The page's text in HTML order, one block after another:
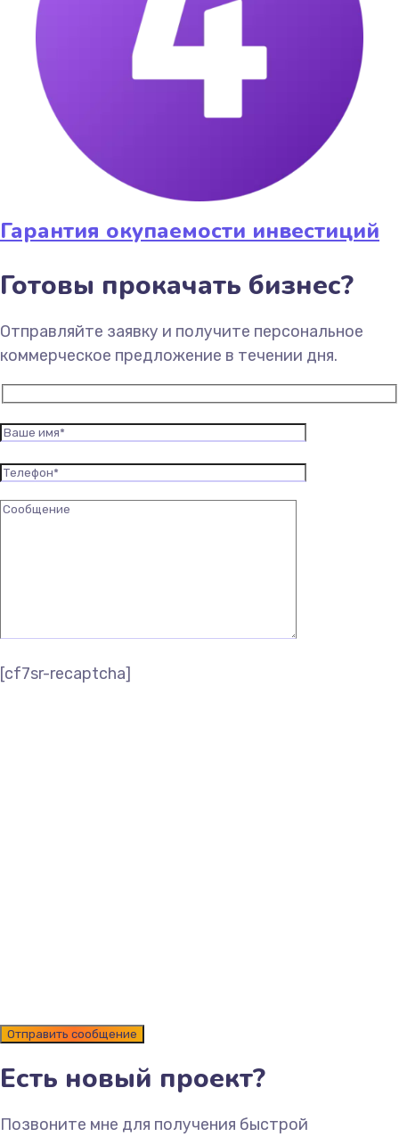
Гарантия окупаемости инвестиций
Готовы прокачать бизнес?
Отправляйте заявку и получите персональное
коммерческое предложение в течении дня.
[cf7sr-recaptcha]
Есть новый проект?
Позвоните мне для получения быстрой